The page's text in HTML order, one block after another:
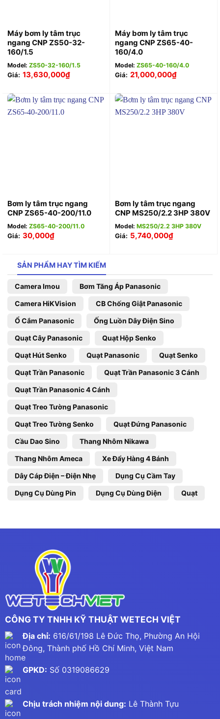
Máy bơm ly tâm trục
ngang CNP ZS50-32-
160/1.5
Model: ZS50-32-160/1.5
Giá: 13,630,000₫
Máy bơm ly tâm trục
ngang CNP ZS65-40-
160/4.0
Model: ZS65-40-160/4.0
Giá: 21,000,000₫
Bơm ly tâm trục ngang
CNP ZS65-40-200/11.0
Model: ZS65-40-200/11.0
Giá: 30,000₫
Bơm ly tâm trục ngang
CNP MS250/2.2 3HP 380V
Model: MS250/2.2 3HP 380V
Giá: 5,740,000₫
SẢN PHẨM HAY TÌM KIẾM
Camera Imou Bơm Tăng Áp Panasonic
Camera HiKVision CB Chống Giật Panasonic
Ổ Cắm Panasonic Ống Luồn Dây Điện Sino
Quạt Cây Panasonic Quạt Hộp Senko
Quạt Hút Senko Quạt Panasonic Quạt Senko
Quạt Trần Panasonic Quạt Trần Panasonic 3 Cánh
Quạt Trần Panasonic 4 Cánh
Quạt Treo Tường Panasonic
Quạt Treo Tường Senko Quạt Đứng Panasonic
Cầu Dao Sino Thang Nhôm Nikawa
Thang Nhôm Ameca Xe Đẩy Hàng 4 Bánh
Dây Cáp Điện – Điện Nhẹ Dụng Cụ Cầm Tay
Dụng Cụ Dùng Pin Dụng Cụ Dùng Điện Quạt
CÔNG TY TNHH KỸ THUẬT WETECH VIỆT
Địa chỉ: 616/61/198 Lê Đức Thọ, Phường An Hội
Đông, Thành phố Hồ Chí Minh, Việt Nam
GPKD: Số 0319086629
Chịu trách nhiệm nội dung: Lê Thành Tựu